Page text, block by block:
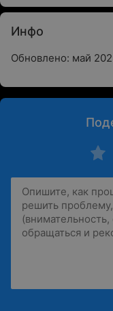
Инфо
Обновлено: май